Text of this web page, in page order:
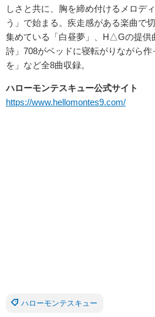
しさと共に、胸を締め付けるメロデ
う」で始まる。疾走感がある楽曲で
集めている「白昼夢」、H△Gの提供
詩」708がベッドに寝転がりながら
を」など全8曲収録。
ハローモンテスキュー公式サイト
https://www.hellomontes9.com/
ハローモンテスキュー